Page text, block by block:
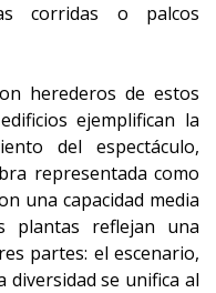
corridas o palcos
herederos de estos
ejemplifican la
del espectáculo,
representada como
una capacidad media
plantas reflejan una
partes: el escenario,
diversidad se unifica al